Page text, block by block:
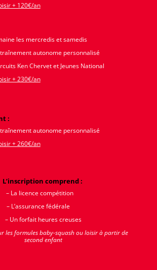
+ 120€/an
les mercredis et samedis
autonome personnalisé
Ken Chervet et Jeunes National
+ 230€/an
:
autonome personnalisé
+ 260€/an
L’inscription comprend :
– La licence compétition
– L’assurance fédérale
– Un forfait heures creuses
les formules baby-squash ou loisir à partir de
second enfant